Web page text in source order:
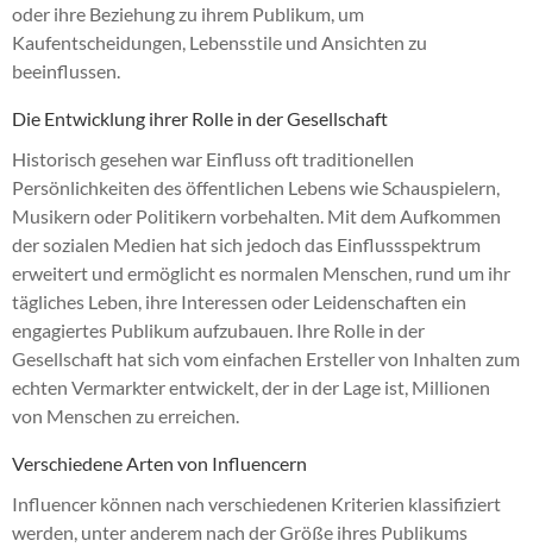
oder ihre Beziehung zu ihrem Publikum, um
Kaufentscheidungen, Lebensstile und Ansichten zu
beeinflussen.
Die Entwicklung ihrer Rolle in der Gesellschaft
Historisch gesehen war Einfluss oft traditionellen
Persönlichkeiten des öffentlichen Lebens wie Schauspielern,
Musikern oder Politikern vorbehalten. Mit dem Aufkommen
der sozialen Medien hat sich jedoch das Einflussspektrum
erweitert und ermöglicht es normalen Menschen, rund um ihr
tägliches Leben, ihre Interessen oder Leidenschaften ein
engagiertes Publikum aufzubauen. Ihre Rolle in der
Gesellschaft hat sich vom einfachen Ersteller von Inhalten zum
echten Vermarkter entwickelt, der in der Lage ist, Millionen
von Menschen zu erreichen.
Verschiedene Arten von Influencern
Influencer können nach verschiedenen Kriterien klassifiziert
werden, unter anderem nach der Größe ihres Publikums